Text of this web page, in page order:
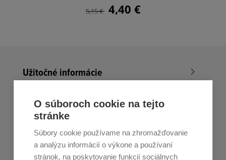
5,15€ 4,40 €
Užitočné informácie
Nákup v All4Men.sk
Zákaznícky servis
Prihláste sa k odberu noviniek
O súboroch cookie na tejto
stránke
Súbory cookie používame na zhromažďovanie
a analýzu informácií o výkone a používaní
stránok, na poskytovanie funkcií sociálnych